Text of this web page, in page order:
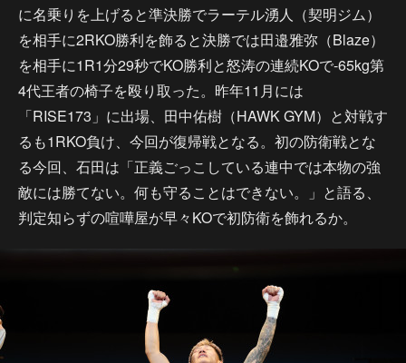
に名乗りを上げると準決勝でラーテル湧人（契明ジム）
を相手に2RKO勝利を飾ると決勝では田邉雅弥（Blaze）
を相手に1R1分29秒でKO勝利と怒涛の連続KOで-65kg第
4代王者の椅子を殴り取った。昨年11月には
「RISE173」に出場、田中佑樹（HAWK GYM）と対戦す
るも1RKO負け、今回が復帰戦となる。初の防衛戦とな
る今回、石田は「正義ごっこしている連中では本物の強
敵には勝てない。何も守ることはできない。」と語る、
判定知らずの喧嘩屋が早々KOで初防衛を飾れるか。